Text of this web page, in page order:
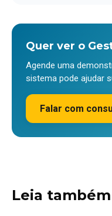
Quer ver o
Agende uma
sistema pode ajudar
Falar com
Leia também